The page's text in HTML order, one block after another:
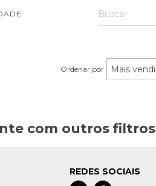
Ordenar por
com outros filtros
REDES SOCIAIS